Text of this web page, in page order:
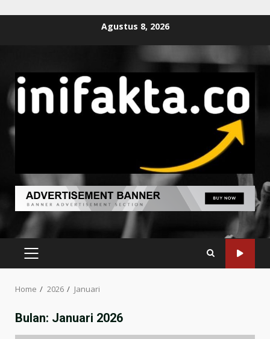
Agustus 8, 2026
Home 2026 Januari
Bulan: Januari 2026